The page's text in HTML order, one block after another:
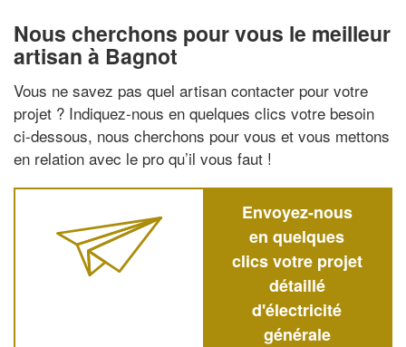
Nous cherchons pour vous le meilleur
artisan à Bagnot
Vous ne savez pas quel artisan contacter pour votre
projet ? Indiquez-nous en quelques clics votre besoin
ci-dessous, nous cherchons pour vous et vous mettons
en relation avec le pro qu’il vous faut !
Envoyez-nous
en quelques
clics votre projet
détaillé
d'électricité
générale